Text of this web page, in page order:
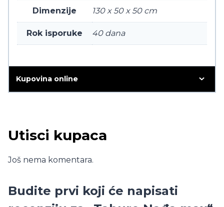
Dimenzije 130 x 50 x 50 cm
Rok isporuke 40 dana
Kupovina online
Utisci kupaca
Još nema komentara.
Budite prvi koji će napisati